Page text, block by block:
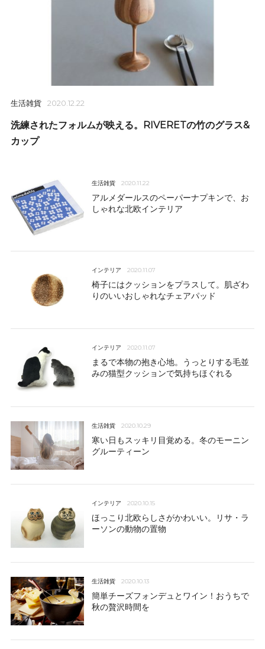
生活雑貨 2020.12.22
洗練されたフォルムが映える。RIVERETの竹のグラス&
カップ
生活雑貨 2020.11.22
アルメダールスのペーパーナプキンで、お
しゃれな北欧インテリア
インテリア 2020.11.07
椅子にはクッションをプラスして。肌ざわ
りのいいおしゃれなチェアパッド
インテリア 2020.11.07
まるで本物の抱き心地。うっとりする毛並
みの猫型クッションで気持ちほぐれる
生活雑貨 2020.10.29
寒い日もスッキリ目覚める。冬のモーニン
グルーティーン
インテリア 2020.10.15
ほっこり北欧らしさがかわいい。リサ・ラ
ーソンの動物の置物
生活雑貨 2020.10.13
簡単チーズフォンデュとワイン！おうちで
秋の贅沢時間を